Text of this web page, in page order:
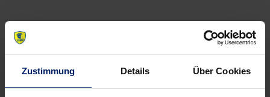
Zustimmung Details Über Cookies
NEWSLETTER